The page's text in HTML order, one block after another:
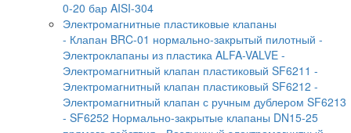
0-20 бар AISI-304
Электромагнитные пластиковые клапаны
- Клапан BRC-01 нормально-закрытый пилотный -
Электроклапаны из пластика ALFA-VALVE -
Электромагнитный клапан пластиковый SF6211 -
Электромагнитный клапан пластиковый SF6212 -
Электромагнитный клапан с ручным дублером SF6213
- SF6252 Нормально-закрытые клапаны DN15-25